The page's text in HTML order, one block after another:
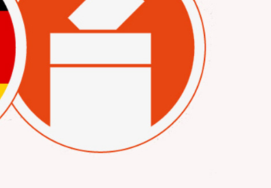
100 yaşındaki
devletten 18’lik
delikanlı refleksi
ARIF ŞENTÜRK